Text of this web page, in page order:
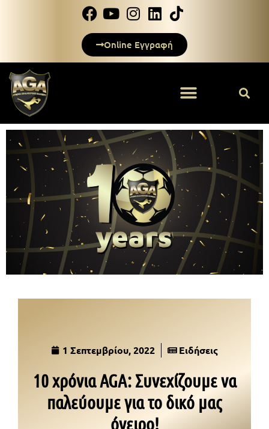
Online Εγγραφή
1 Σεπτεμβρίου, 2022 Ειδήσεις
10 χρόνια AGA: Συνεχίζουμε να
παλεύουμε για το δικό μας
όνειρο!